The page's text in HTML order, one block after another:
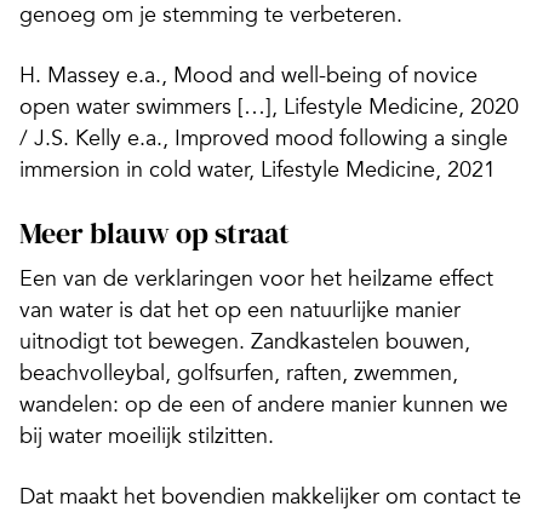
genoeg om je stemming te verbeteren.
H. Massey e.a., Mood and well-being of novice
open water swimmers […], Lifestyle Medicine, 2020
/ J.S. Kelly e.a., Improved mood following a single
immersion in cold water, Lifestyle Medicine, 2021
Meer blauw op straat
Een van de verklaringen voor het heilzame effect
van water is dat het op een natuurlijke manier
uitnodigt tot bewegen. Zandkastelen bouwen,
beachvolleybal, golfsurfen, raften, zwemmen,
wandelen: op de een of andere manier kunnen we
bij water moeilijk stilzitten.
Dat maakt het bovendien makkelijker om contact te